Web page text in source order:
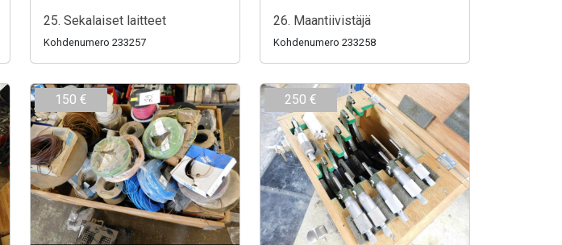
25. Sekalaiset laitteet
Kohdenumero 233257
26. Maantiivistäjä
Kohdenumero 233258
150 € 250 €